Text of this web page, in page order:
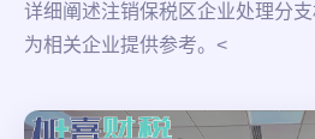
详细阐述注销保税区企业处理分
为相关企业提供参考。<